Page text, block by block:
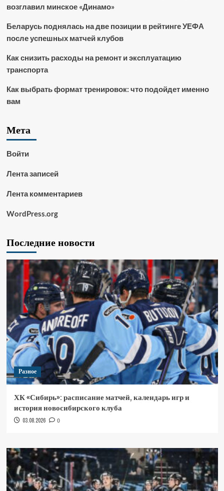
возглавил минское «Динамо»
Беларусь поднялась на две позиции в рейтинге УЕФА
после успешных матчей клубов
Как снизить расходы на ремонт и эксплуатацию
транспорта
Как выбрать формат тренировок: что подойдет именно
вам
Мета
Войти
Лента записей
Лента комментариев
WordPress.org
Последние новости
Разное
ХК «Сибирь»: расписание матчей, календарь игр и
история новосибирского клуба
03.08.2026 0